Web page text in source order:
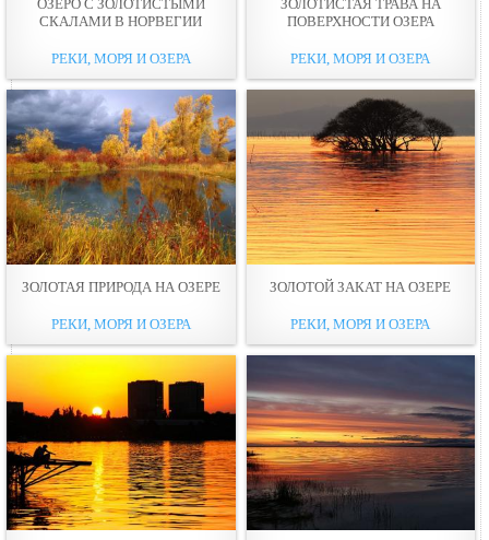
ОЗЕРО С ЗОЛОТИСТЫМИ
СКАЛАМИ В НОРВЕГИИ
РЕКИ, МОРЯ И ОЗЕРА
ЗОЛОТИСТАЯ ТРАВА НА
ПОВЕРХНОСТИ ОЗЕРА
РЕКИ, МОРЯ И ОЗЕРА
ЗОЛОТАЯ ПРИРОДА НА ОЗЕРЕ
РЕКИ, МОРЯ И ОЗЕРА
ЗОЛОТОЙ ЗАКАТ НА ОЗЕРЕ
РЕКИ, МОРЯ И ОЗЕРА